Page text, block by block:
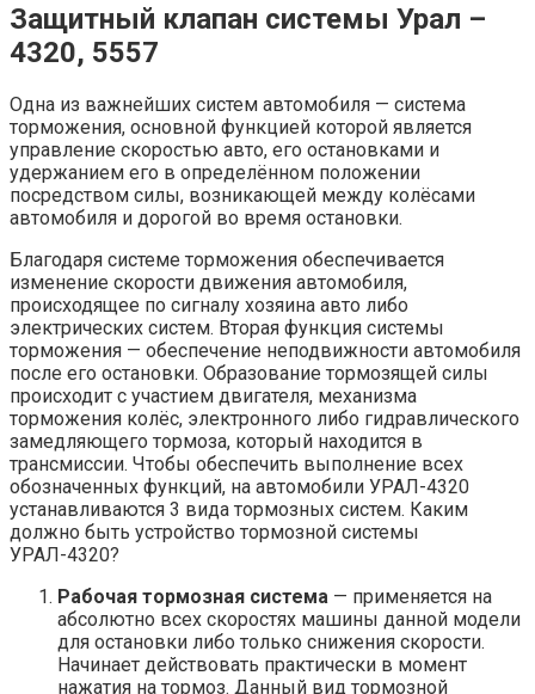
Защитный клапан системы Урал –
4320, 5557
Одна из важнейших систем автомобиля — система
торможения, основной функцией которой является
управление скоростью авто, его остановками и
удержанием его в определённом положении
посредством силы, возникающей между колёсами
автомобиля и дорогой во время остановки.
Благодаря системе торможения обеспечивается
изменение скорости движения автомобиля,
происходящее по сигналу хозяина авто либо
электрических систем. Вторая функция системы
торможения — обеспечение неподвижности автомобиля
после его остановки. Образование тормозящей силы
происходит с участием двигателя, механизма
торможения колёс, электронного либо гидравлического
замедляющего тормоза, который находится в
трансмиссии. Чтобы обеспечить выполнение всех
обозначенных функций, на автомобили УРАЛ-4320
устанавливаются 3 вида тормозных систем. Каким
должно быть устройство тормозной системы
УРАЛ-4320?
Рабочая тормозная система — применяется на
абсолютно всех скоростях машины данной модели
для остановки либо только снижения скорости.
Начинает действовать практически в момент
нажатия на тормоз. Данный вид тормозной